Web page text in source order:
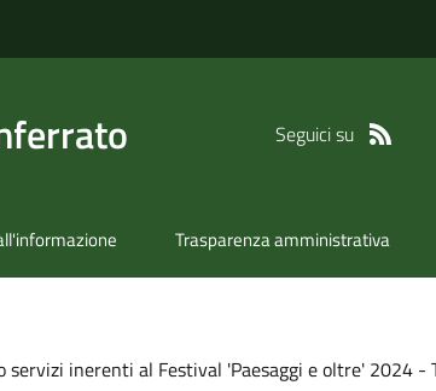
Seguici su
Trasparenza amministrativa
inerenti al Festival 'Paesaggi e oltre' 2024 -